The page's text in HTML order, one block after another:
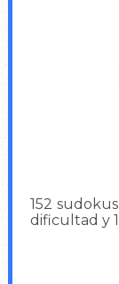
152
dificultad y